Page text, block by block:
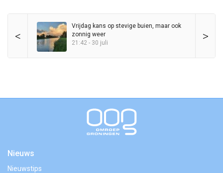
< >
Vrijdag kans op stevige buien, maar ook
zonnig weer
21:42 - 30 juli
Nieuws
Nieuwstips